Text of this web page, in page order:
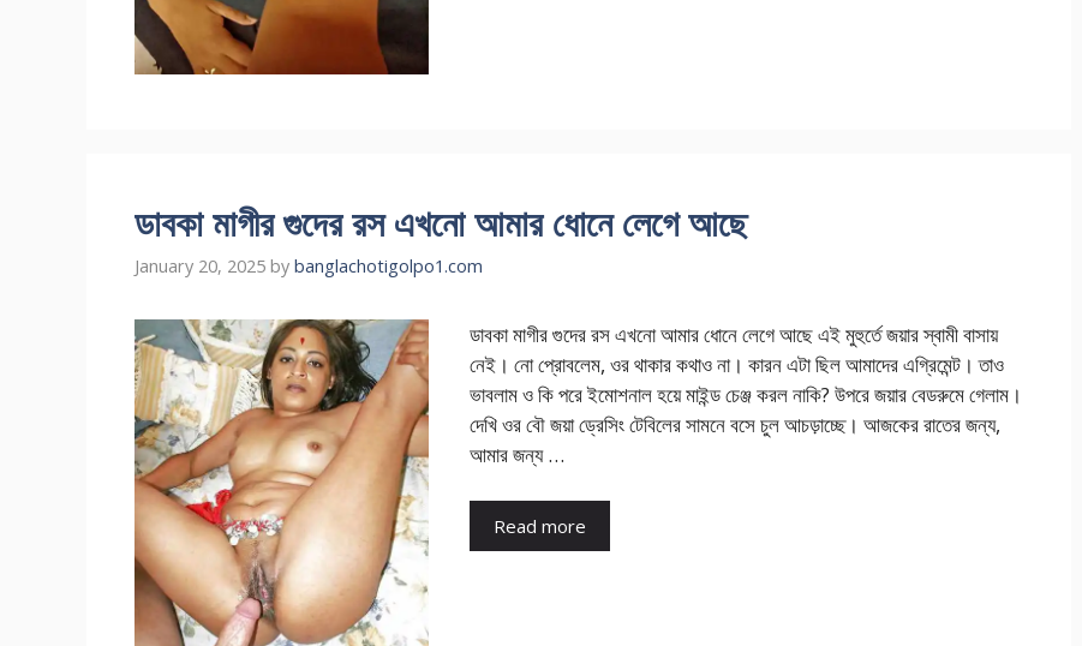
ডাবকা মাগীর গুদের রস এখনো আমার ধোনে লেগে আছে
January 20, 2025 by banglachotigolpo1.com
ডাবকা মাগীর গুদের রস এখনো আমার ধোনে লেগে আছে এই মুহুর্তে জয়ার স্বামী বাসায়
নেই। নো প্রোবলেম, ওর থাকার কথাও না। কারন এটা ছিল আমাদের এগ্রিমেন্ট। তাও
ভাবলাম ও কি পরে ইমোশনাল হয়ে মাইন্ড চেঞ্জ করল নাকি? উপরে জয়ার বেডরুমে গেলাম।
দেখি ওর বৌ জয়া ড্রেসিং টেবিলের সামনে বসে চুল আচড়াচ্ছে। আজকের রাতের জন্য,
আমার জন্য …
Read more